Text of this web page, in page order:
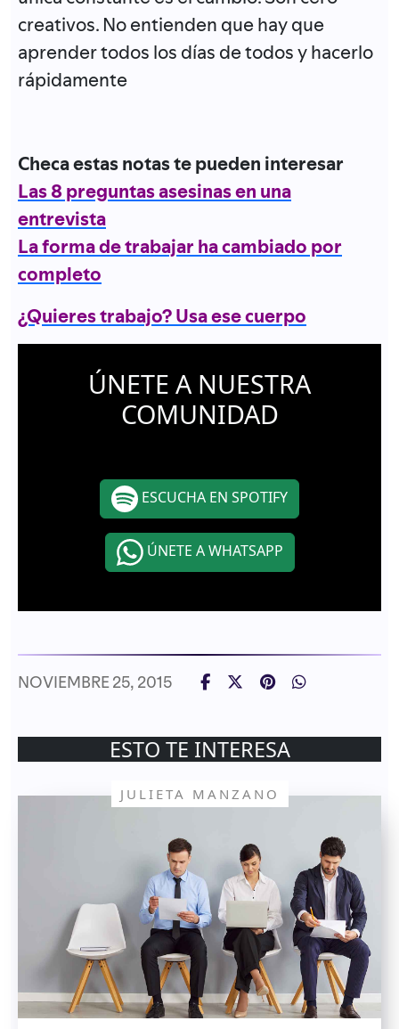
creativos. No entienden que hay que
aprender todos los días de todos y hacerlo
rápidamente
Checa estas notas te pueden interesar
Las 8 preguntas asesinas en una
entrevista
La forma de trabajar ha cambiado por
completo
¿Quieres trabajo? Usa ese cuerpo
ÚNETE A NUESTRA
COMUNIDAD
ESCUCHA EN SPOTIFY
ÚNETE A WHATSAPP
NOVIEMBRE 25, 2015
ESTO TE INTERESA
JULIETA MANZANO